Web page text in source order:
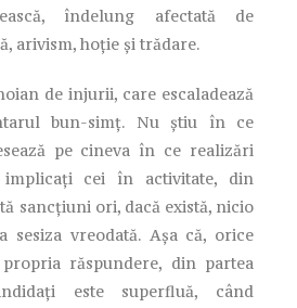
îndelung afectată de
arivism, hoție și trădare.
de injurii, care escaladează
bun-simț. Nu știu în ce
pe cineva în ce realizări
implicați cei în activitate, din
sancțiuni ori, dacă există, nicio
sesiza vreodată. Așa că, orice
răspundere, din partea
este superfluă, când